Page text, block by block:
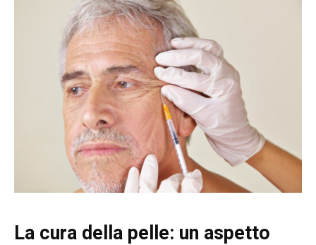
La cura della pelle: un aspetto